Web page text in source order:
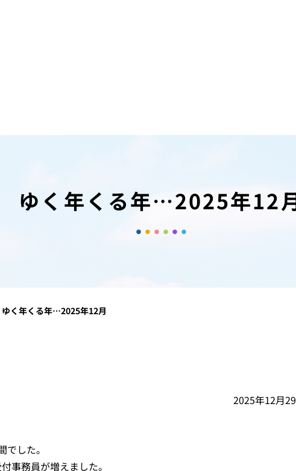
ゆく年くる年…2025年12
ゆく年くる年…2025年12月
2025年12月
した。
事務員が増えました。